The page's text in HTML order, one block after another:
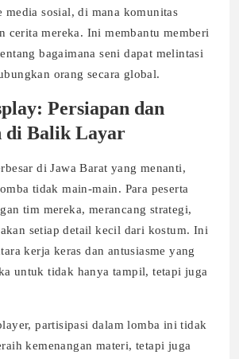
media sosial, di mana komunitas
cerita mereka. Ini membantu memberi
bagaimana seni dapat melintasi
orang secara global.
Persiapan dan
di Balik Layar
di Jawa Barat yang menanti,
tidak main-main. Para peserta
tim mereka, merancang strategi,
setiap detail kecil dari kostum. Ini
kerja keras dan antusiasme yang
untuk tidak hanya tampil, tetapi juga
partisipasi dalam lomba ini tidak
kemenangan materi, tetapi juga